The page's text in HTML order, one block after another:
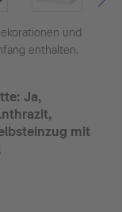
und
enthalten.
Ja,
mit